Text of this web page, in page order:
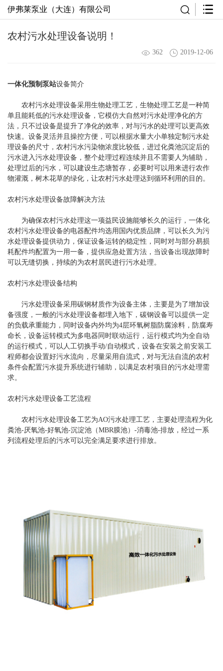
伊弗莱泵业（大连）有限公司
农村污水处理设备说明！
362 2019-12-06
一体化预制泵站设备简介
农村污水处理设备采用生物处理工艺，生物处理工艺是一种简
单且能耗低的污水处理设备，它模仿大自然对污水处理净化的方
法，只不过设备是提升了净化的效率，对与污水的处理可以更高效
快速。设备灵活并且操控方便，可以根据水量大小单独定制污水处
理设备的尺寸，农村污水污染物浓度比较低，进过化粪池沉淀后的
污水进入污水处理设备，整个处理过程连续并且不需要人为辅助，
处理过后的污水，可以建设生态塘暂存，必要时可以用来进行农作
物灌溉，树木花草的绿化，让农村污水处理达到循环利用的目的。
农村污水处理设备故障解决方法
为确保农村污水处理这一项益民设施能够长久的运行，一体化
农村污水处理设备的电器配件均选用国内优质品牌，可以长久为污
水处理设备提供动力，保证设备运转的稳定性，同时对与部分易损
耗配件均配置为一用一备，提供应急处置方法，当设备出现故障时
可以无缝切换，持续的为农村居民进行污水处理。
农村污水处理设备结构
污水处理设备采用碳钢材质作为设备主体，主要是为了增加设
备强度，一般的污水处理设备都埋入地下，碳钢设备可以提供一定
的负载承重能力，同时设备内外均为4层环氧树脂防腐涂料，防腐寿
命长，设备运转模式为多电器同时联动运行，运行模式均为全自动
的运行模式，可以人工切换手动/自动模式，设备在安装之前安装工
程师都会设置好污水流向，尽量采用自流式，对与无法自流的农村
条件会配置污水提升系统进行辅助，以满足农村项目的污水处理需
求。
农村污水处理设备工艺流程
农村污水处理设备工艺为AO污水处理工艺，主要处理流程为化
粪池-厌氧池-好氧池-沉淀池（MBR膜池）-消毒池-排放，经过一系
列流程处理后的污水可以完全满足要求进行排放。